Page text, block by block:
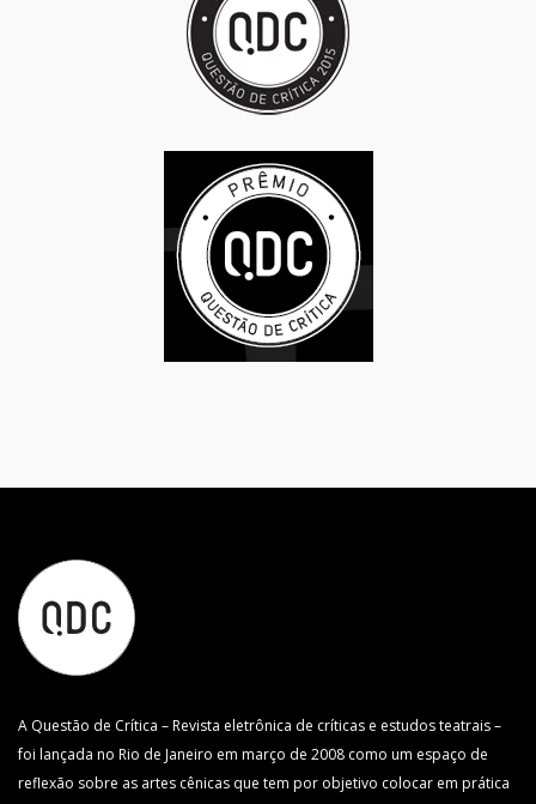
A Questão de Crítica – Revista eletrônica de críticas e estudos teatrais –
foi lançada no Rio de Janeiro em março de 2008 como um espaço de
reflexão sobre as artes cênicas que tem por objetivo colocar em prática